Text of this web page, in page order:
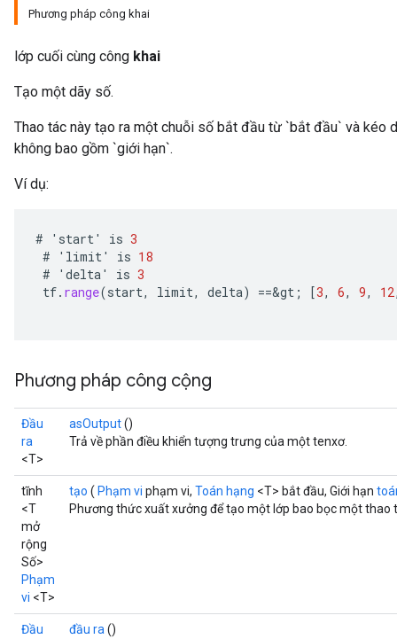
Phương pháp công khai
lớp cuối cùng công khai
Tạo một dãy số.
Thao tác này tạo ra một chuỗi số bắt đầu từ `bắt đầu` và kéo
không bao gồm `giới hạn`.
Ví dụ:
# ' start' is 3
#
' limit' is 18
#
' delta' is 3
tf. range(start, limit, delta) ==&gt ; [3, 6, 9, 12
Phương pháp công cộng
Đầu
ra
<T>
asOutput()
Trả về phần điều khiển tượng trưng của một tenxơ.
tĩnh
<T
mở
rộng
Số>
Phạm
vi <T>
tạo ( Phạm vi phạm vi, Toán hạng <T> bắt đầu, Giới hạn
Phương thức xuất xưởng để tạo một lớp bao bọc một thao
Đầu
đầu ra ()